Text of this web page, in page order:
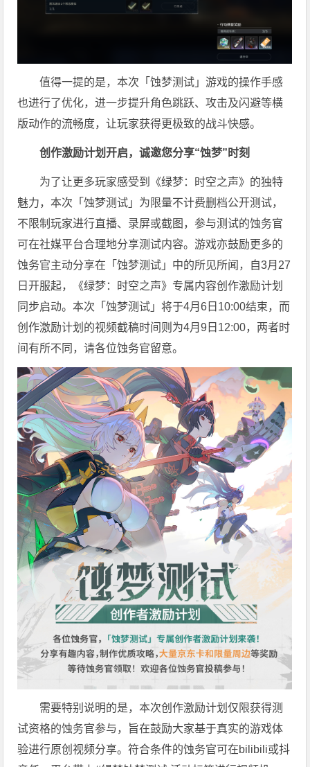
值得一提的是，本次「蚀梦测试」游戏的操作手感
也进行了优化，进一步提升角色跳跃、攻击及闪避等横
版动作的流畅度，让玩家获得更极致的战斗快感。
创作激励计划开启，诚邀您分享“蚀梦”时刻
为了让更多玩家感受到《绿梦：时空之声》的独特
魅力，本次「蚀梦测试」为限量不计费删档公开测试，
不限制玩家进行直播、录屏或截图，参与测试的蚀务官
可在社媒平台合理地分享测试内容。游戏亦鼓励更多的
蚀务官主动分享在「蚀梦测试」中的所见所闻，自3月27
日开服起，《绿梦：时空之声》专属内容创作激励计划
同步启动。本次「蚀梦测试」将于4月6日10:00结束，而
创作激励计划的视频截稿时间则为4月9日12:00，两者时
间有所不同，请各位蚀务官留意。
需要特别说明的是，本次创作激励计划仅限获得测
试资格的蚀务官参与，旨在鼓励大家基于真实的游戏体
验进行原创视频分享。符合条件的蚀务官可在bilibili或抖